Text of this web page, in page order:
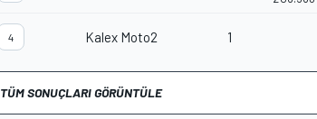
4 Kalex Moto2 1
TÜM SONUÇLARI GÖRÜNTÜLE